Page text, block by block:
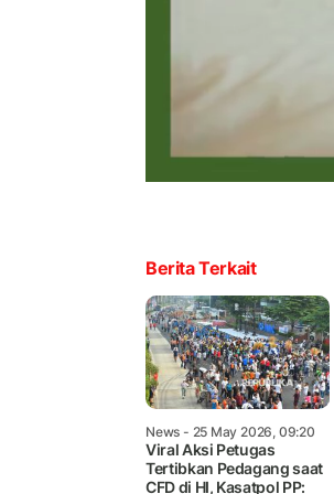
Berita Terkait
News - 25 May 2026, 09:20
Viral Aksi Petugas
Tertibkan Pedagang saat
CFD di HI, Kasatpol PP: